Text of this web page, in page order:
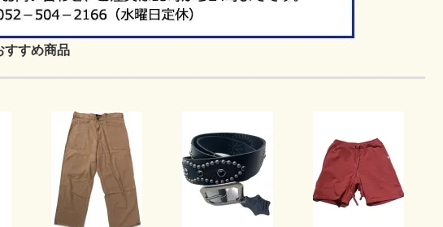
すすめ商品